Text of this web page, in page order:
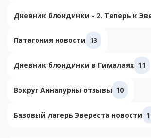
Дневник блондинки - 2. Теперь к
Патагония новости 13
Дневник блондинки в Гималаях 11
Вокруг Аннапурны отзывы 10
Базовый лагерь Эвереста новости